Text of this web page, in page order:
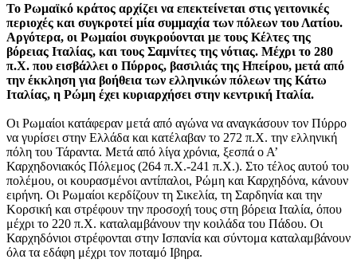
Το Ρωμαϊκό κράτος αρχίζει να επεκτείνεται στις γειτονικές
περιοχές και συγκροτεί μία συμμαχία των πόλεων του Λατίου.
Αργότερα, οι Ρωμαίοι συγκρούονται με τους Κέλτες της
βόρειας Ιταλίας, και τους Σαμνίτες της νότιας. Μέχρι το 280
π.Χ. που εισβάλλει ο Πύρρος, βασιλιάς της Ηπείρου, μετά από
την έκκληση για βοήθεια των ελληνικών πόλεων της Κάτω
Ιταλίας, η Ρώμη έχει κυριαρχήσει στην κεντρική Ιταλία.
Οι Ρωμαίοι κατάφεραν μετά από αγώνα να αναγκάσουν τον Πύρρο
να γυρίσει στην Ελλάδα και κατέλαβαν το 272 π.Χ. την ελληνική
πόλη του Τάραντα. Μετά από λίγα χρόνια, ξεσπά ο Α’
Καρχηδονιακός Πόλεμος (264 π.Χ.-241 π.Χ.). Στο τέλος αυτού του
πολέμου, οι κουρασμένοι αντίπαλοι, Ρώμη και Καρχηδόνα, κάνουν
ειρήνη. Οι Ρωμαίοι κερδίζουν τη Σικελία, τη Σαρδηνία και την
Κορσική και στρέφουν την προσοχή τους στη βόρεια Ιταλία, όπου
μέχρι το 220 π.Χ. καταλαμβάνουν την κοιλάδα του Πάδου. Οι
Καρχηδόνιοι στρέφονται στην Ισπανία και σύντομα καταλαμβάνουν
όλα τα εδάφη μέχρι τον ποταμό Ιβηρα.